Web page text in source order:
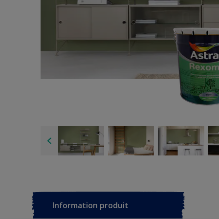
Information produit